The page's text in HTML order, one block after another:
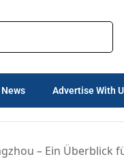
News Advertise With
– Ein Überblick